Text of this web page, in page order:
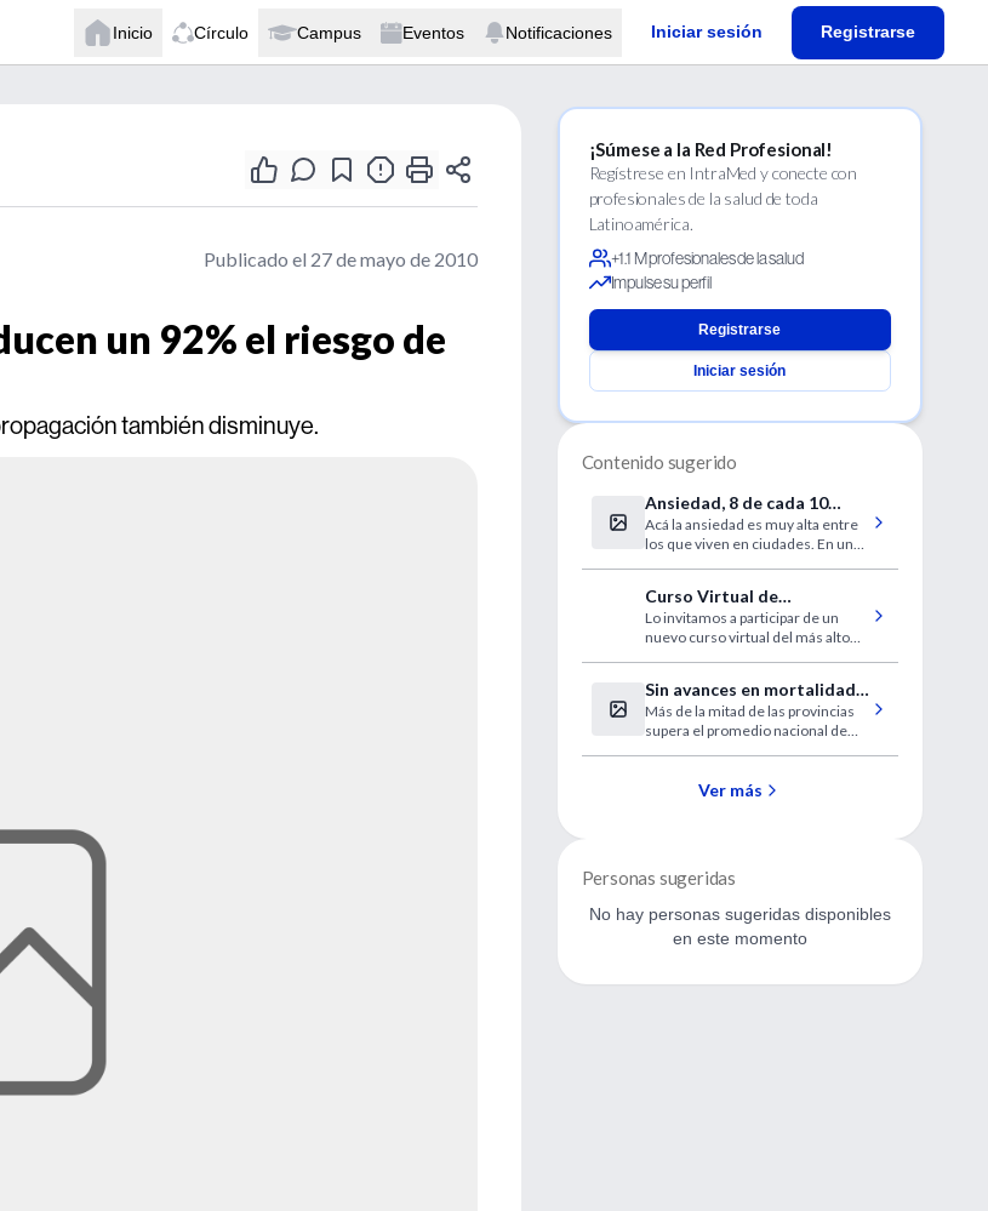
Inicio Círculo Campus Eventos Notificaciones Iniciar sesión Registrarse
Publicado el 27 de mayo de 2010
un 92% el riesgo de
también disminuye.
¡Súmese a la Red Profesional!
Regístrese en IntraMed y conecte con
profesionales de la salud de toda
Latinoamérica.
+1.1 M profesionales de la salud
Impulse su perfil
Registrarse
Iniciar sesión
Contenido sugerido
Ansiedad, 8 de cada 10
argentinos la padecen
Acá la ansiedad es muy alta entre
los que viven en ciudades. En un
Saudita.
Curso Virtual de
Prevención de las
infecciones en Pediatría
Lo invitamos a participar de un
nuevo curso virtual del más alto
Sin avances en mortalidad
materna
Más de la mitad de las provincias
supera el promedio nacional de
Ver más
Personas sugeridas
No hay personas sugeridas disponibles
en este momento